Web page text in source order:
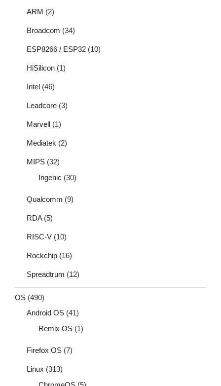
ARM (2)
Broadcom (34)
ESP8266 / ESP32 (10)
HiSilicon (1)
Intel (46)
Leadcore (3)
Marvell (1)
Mediatek (2)
MIPS (32)
Ingenic (30)
Qualcomm (9)
RDA(5)
RISC-V (10)
Rockchip (16)
Spreadtrum (12)
OS (490)
Android OS (41)
Remix OS (1)
Firefox OS (7)
Linux (313)